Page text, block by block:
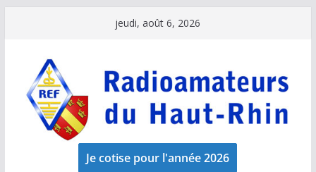
contenu
jeudi, août 6, 2026